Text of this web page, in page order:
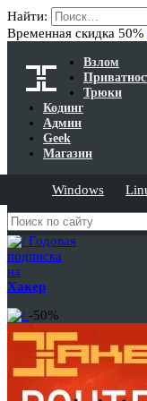
Найти:
Временная скидка 50%
Взлом
Трюки
Кодинг
Админ
Geek
Магазин
Windows
Годовая
подписка
на
Хакер
-50%